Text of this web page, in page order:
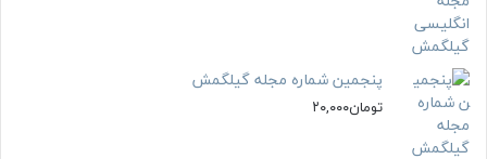
پنجمین شماره مجله گیلگمش
تومان۲۰,۰۰۰